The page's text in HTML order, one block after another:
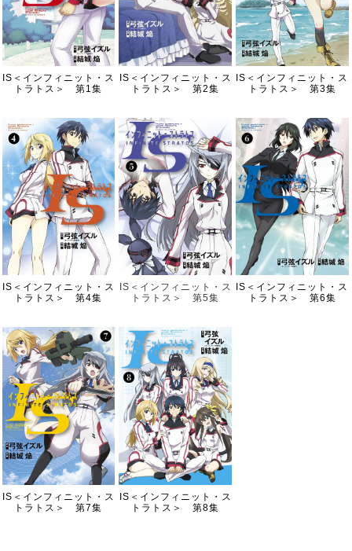
IS＜インフィニット・ス
トラトス＞ 第1集
IS＜インフィニット・ス
トラトス＞ 第2集
IS＜インフィニット・ス
トラトス＞ 第3集
IS＜インフィニット・ス
トラトス＞ 第4集
IS＜インフィニット・ス
トラトス＞ 第5集
IS＜インフィニット・ス
トラトス＞ 第6集
IS＜インフィニット・ス
トラトス＞ 第7集
IS＜インフィニット・ス
トラトス＞ 第8集